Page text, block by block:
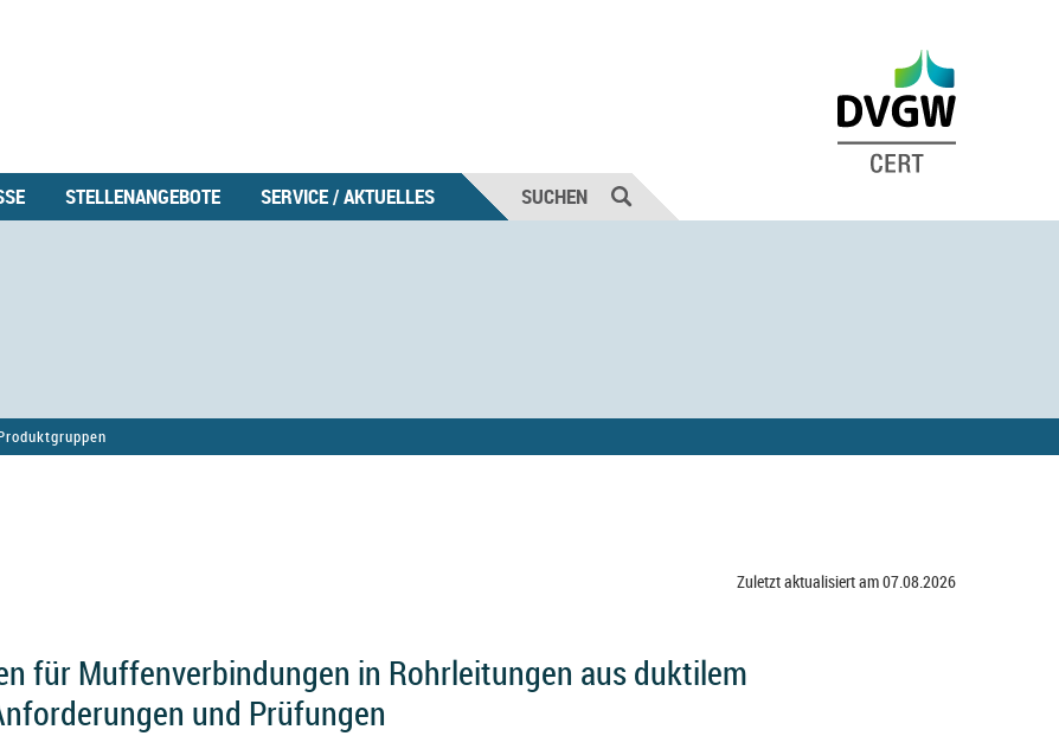
STELLENANGEBOTE SERVICE / AKTUELLES SUCHEN
Zuletzt aktualisiert am 07.08.2026
für Muffenverbindungen in Rohrleitungen aus duktilem
und Prüfungen